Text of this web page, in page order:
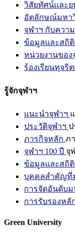
วิสัยทัศน์และยุ
อัตลักษณ์มหา
จุฬาฯ กับควา
ข้อมูลและสถิติ
หน่วยงานของ
ร้องเรียนทุจริ
รู้จักจุฬาฯ
แนะนำจุฬาฯ
ประวัติจุฬาฯ ป
ภารกิจหลัก ภ
จุฬาฯ 100 ปี จุ
ข้อมูลและสถิติ
บุคคลสำคัญที่
การจัดอันดับม
การรับรองหลั
Green University